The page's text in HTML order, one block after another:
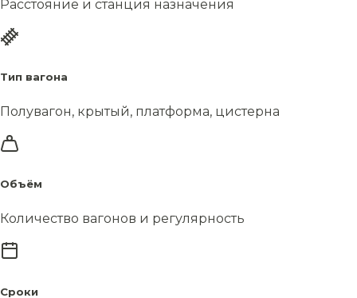
Расстояние и станция назначения
Тип вагона
Полувагон, крытый, платформа, цистерна
Объём
Количество вагонов и регулярность
Сроки